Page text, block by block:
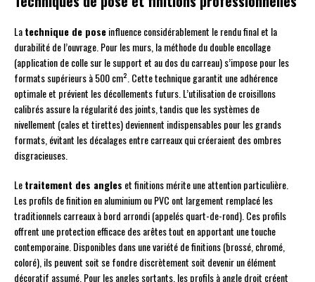
Latechnique de poseinfluence considérablement le rendu final et la
durabilité de l’ouvrage. Pour les murs, la méthode du double encollage
(application de colle sur le support et au dos du carreau) s’impose pour les
formats supérieurs à 500 cm². Cette technique garantit une adhérence
optimale et prévient les décollements futurs. L’utilisation de croisillons
calibrés assure la régularité des joints, tandis que les systèmes de
nivellement (cales et tirettes) deviennent indispensables pour les grands
formats, évitant les décalages entre carreaux qui créeraient des ombres
disgracieuses.
Letraitement des angles et finitions mérite une attention particulière.
Les profils de finition en aluminium ou PVC ont largement remplacé les
traditionnels carreaux à bord arrondi (appelés quart-de-rond). Ces profils
offrent une protection efficace des arêtes tout en apportant une touche
contemporaine. Disponibles dans une variété de finitions (brossé, chromé,
coloré), ils peuvent soit se fondre discrètement soit devenir un élément
décoratif assumé. Pour les angles sortants, les profils à angle droit créent